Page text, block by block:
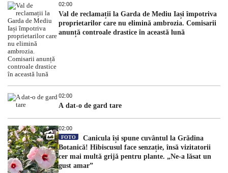
02:00
Val de reclamații la Garda de Mediu Iași împotriva
proprietarilor care nu elimină ambrozia. Comisarii
anunță controale drastice în această lună
02:00
A dat-o de gard tare
02:00
FOTO
Canicula își spune cuvântul la Grădina
Botanică! Hibiscusul face senzație, însă vizitatorii
cer mai multă grijă pentru plante. „Ne-a lăsat un
gust amar”